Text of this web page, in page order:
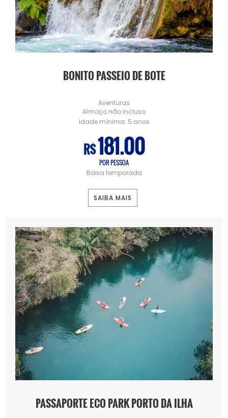
BONITO PASSEIO DE BOTE
Aventuras
Almoço não incluso
Idade mínima: 5 anos
R$181.00
POR PESSOA
Baixa temporada
SAIBA MAIS
PASSAPORTE ECO PARK PORTO DA ILHA